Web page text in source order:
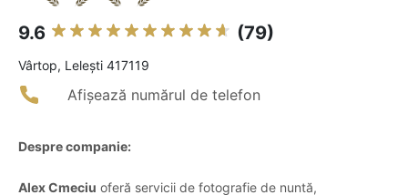
9.6 (79)
Vârtop, Leleşti 417119
Afișează numărul de telefon
Despre companie:
Alex Cmeciu oferă servicii de fotografie de nuntă,